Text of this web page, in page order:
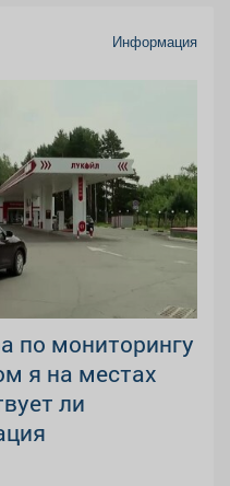
Информация
по мониторингу
я на местах
ли